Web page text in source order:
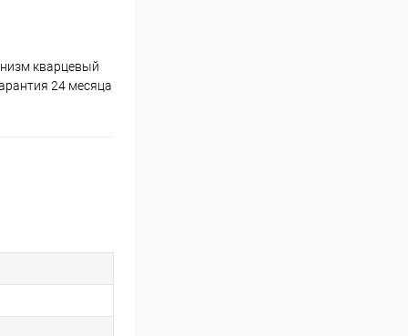
кварцевый
24 месяца